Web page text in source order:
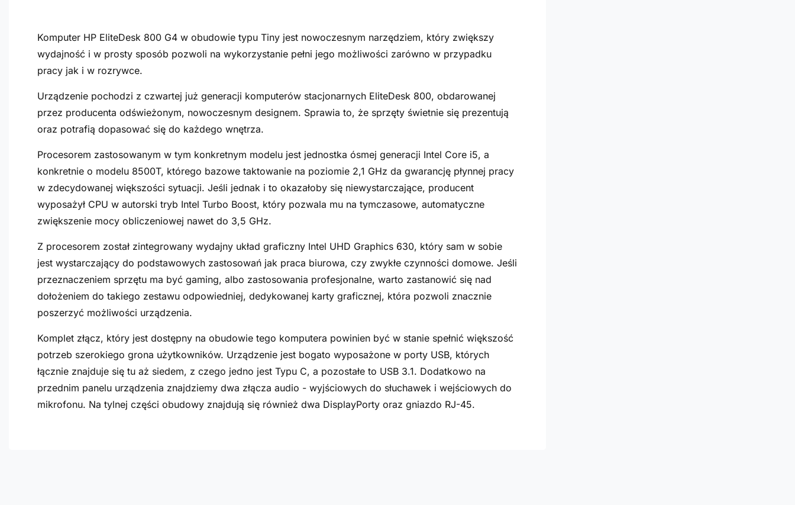
Komputer HP EliteDesk 800 G4 w obudowie typu Tiny jest nowoczesnym narzędziem, który zwiększy
wydajność i w prosty sposób pozwoli na wykorzystanie pełni jego możliwości zarówno w przypadku
pracy jak i w rozrywce.
Urządzenie pochodzi z czwartej już generacji komputerów stacjonarnych EliteDesk 800, obdarowanej
przez producenta odświeżonym, nowoczesnym designem. Sprawia to, że sprzęty świetnie się prezentują
oraz potrafią dopasować się do każdego wnętrza.
Procesorem zastosowanym w tym konkretnym modelu jest jednostka ósmej generacji Intel Core i5, a
konkretnie o modelu 8500T, którego bazowe taktowanie na poziomie 2,1 GHz da gwarancję płynnej pracy
w zdecydowanej większości sytuacji. Jeśli jednak i to okazałoby się niewystarczające, producent
wyposażył CPU w autorski tryb Intel Turbo Boost, który pozwala mu na tymczasowe, automatyczne
zwiększenie mocy obliczeniowej nawet do 3,5 GHz.
Z procesorem został zintegrowany wydajny układ graficzny Intel UHD Graphics 630, który sam w sobie
jest wystarczający do podstawowych zastosowań jak praca biurowa, czy zwykłe czynności domowe. Jeśli
przeznaczeniem sprzętu ma być gaming, albo zastosowania profesjonalne, warto zastanowić się nad
dołożeniem do takiego zestawu odpowiedniej, dedykowanej karty graficznej, która pozwoli znacznie
poszerzyć możliwości urządzenia.
Komplet złącz, który jest dostępny na obudowie tego komputera powinien być w stanie spełnić większość
potrzeb szerokiego grona użytkowników. Urządzenie jest bogato wyposażone w porty USB, których
łącznie znajduje się tu aż siedem, z czego jedno jest Typu C, a pozostałe to USB 3.1. Dodatkowo na
przednim panelu urządzenia znajdziemy dwa złącza audio - wyjściowych do słuchawek i wejściowych do
mikrofonu. Na tylnej części obudowy znajdują się również dwa DisplayPorty oraz gniazdo RJ-45.